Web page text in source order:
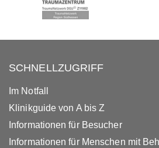
SCHNELLZUGRIFF
Im Notfall
Klinikguide von A bis Z
Informationen für Besucher
Informationen für Menschen mit